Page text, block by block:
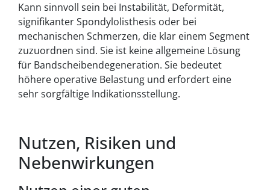
Kann sinnvoll sein bei Instabilität, Deformität,
signifikanter Spondylolisthesis oder bei
mechanischen Schmerzen, die klar einem Segment
zuzuordnen sind. Sie ist keine allgemeine Lösung
für Bandscheibendegeneration. Sie bedeutet
höhere operative Belastung und erfordert eine
sehr sorgfältige Indikationsstellung.
Nutzen, Risiken und
Nebenwirkungen